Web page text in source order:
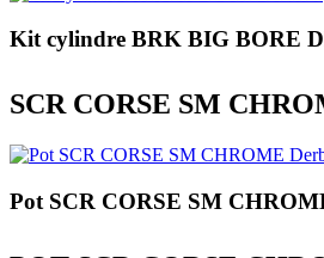
Kit cylindre BRK BIG BORE
SCR CORSE SM
Pot SCR CORSE SM